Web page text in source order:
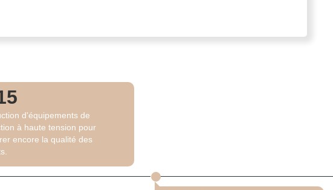
d'équipements de
à haute tension pour
encore la qualité des